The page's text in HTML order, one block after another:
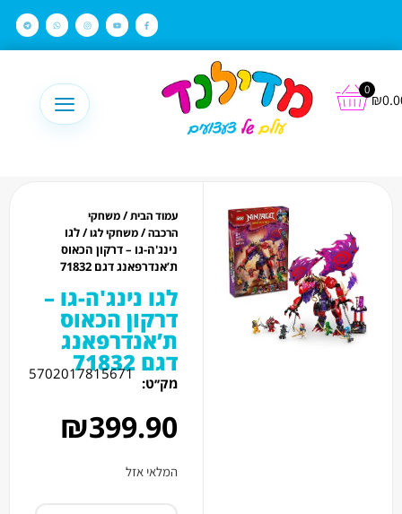
₪
0
עמוד הבית/משחקי
הרכבה/משחקי לגו/ לגו
נינג'ה-גו – דרקון הכאוס
ת’אנדרפאנג דגם 71832
לגו נינג'ה-גו –
דרקון הכאוס
ת’אנדרפאנג
דגם 71832
מק׳׳ט:
5702017815671
₪399.90
המלאי אזל